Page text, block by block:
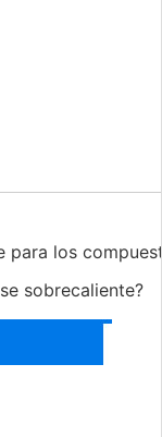
para los
sobrecaliente?